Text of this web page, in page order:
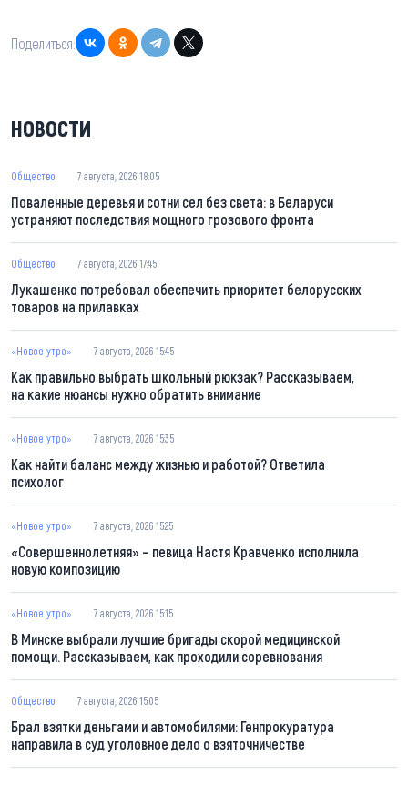
Поделиться:
НОВОСТИ
Общество 7 августа, 2026 18:05
Поваленные деревья и сотни сел без света: в Беларуси
устраняют последствия мощного грозового фронта
Общество 7 августа, 2026 17:45
Лукашенко потребовал обеспечить приоритет белорусских
товаров на прилавках
«Новое утро» 7 августа, 2026 15:45
Как правильно выбрать школьный рюкзак? Рассказываем,
на какие нюансы нужно обратить внимание
«Новое утро» 7 августа, 2026 15:35
Как найти баланс между жизнью и работой? Ответила
психолог
«Новое утро» 7 августа, 2026 15:25
«Совершеннолетняя» – певица Настя Кравченко исполнила
новую композицию
«Новое утро» 7 августа, 2026 15:15
В Минске выбрали лучшие бригады скорой медицинской
помощи. Рассказываем, как проходили соревнования
Общество 7 августа, 2026 15:05
Брал взятки деньгами и автомобилями: Генпрокуратура
направила в суд уголовное дело о взяточничестве